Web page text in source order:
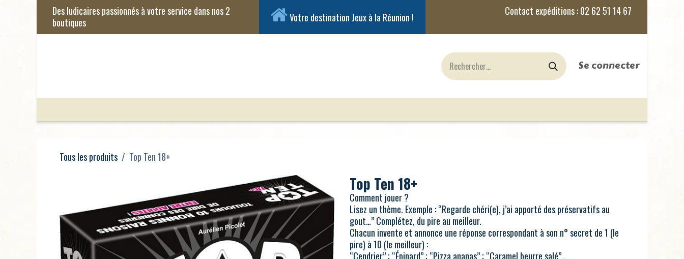
Se rendre au contenu
Votre destination Jeux à la Réunion !
Se connecter
Tous les produits Top Ten 18+
Top Ten 18+
Comment jouer ?
Lisez un thème. Exemple : “Regarde chéri(e), j’ai apporté des préservatifs au
gout…” Complétez, du pire au meilleur.
Chacun invente et annonce une réponse correspondant à son n° secret de 1 (le
pire) à 10 (le meilleur) :
“Cendrier” ; “Épinard” ; “Pizza ananas” ; “Caramel beurre salé”…